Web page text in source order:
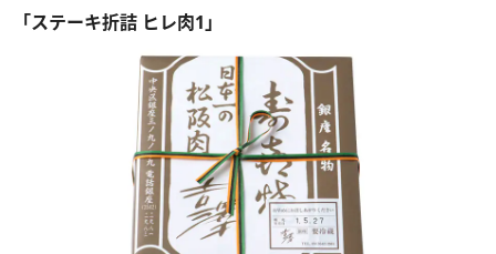
「ステーキ折詰 ヒレ肉1」